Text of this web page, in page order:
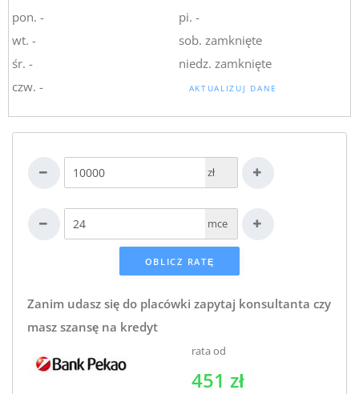
pon. -
wt. -
śr. -
czw. -
pi. -
sob. zamknięte
niedz. zamknięte
AKTUALIZUJ DANE
zł
mce
Zanim udasz się do placówki zapytaj konsultanta czy
masz szansę na kredyt
rata od
451 zł